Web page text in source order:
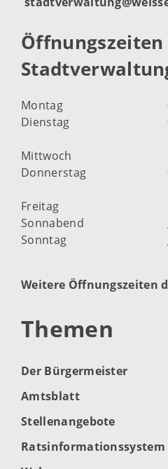
Öffnungszeiten
Montag
Dienstag
Mittwoch
Donnerstag
Freitag
Sonnabend
Sonntag
Weitere Öffnungszeiten
Themen
Der Bürgermeister
Amtsblatt
Stellenangebote
Ratsinformationssystem